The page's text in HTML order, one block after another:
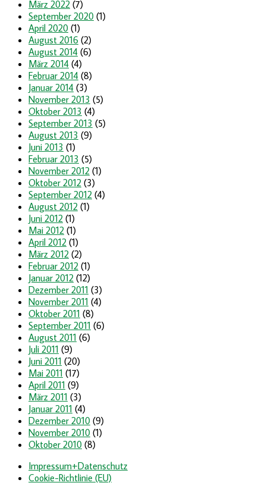
März 2022 (7)
September 2020 (1)
April 2020 (1)
August 2016 (2)
August 2014 (6)
März 2014 (4)
Februar 2014 (8)
Januar 2014 (3)
November 2013 (5)
Oktober 2013 (4)
September 2013 (5)
August 2013 (9)
Juni 2013 (1)
Februar 2013 (5)
November 2012 (1)
Oktober 2012 (3)
September 2012 (4)
August 2012 (1)
Juni 2012 (1)
Mai 2012 (1)
April 2012 (1)
März 2012 (2)
Februar 2012 (1)
Januar 2012 (12)
Dezember 2011 (3)
November 2011 (4)
Oktober 2011 (8)
September 2011 (6)
August 2011 (6)
Juli 2011 (9)
Juni 2011 (20)
Mai 2011 (17)
April 2011 (9)
März 2011 (3)
Januar 2011 (4)
Dezember 2010 (9)
November 2010 (1)
Oktober 2010 (8)
Impressum+Datenschutz
Cookie-Richtlinie (EU)